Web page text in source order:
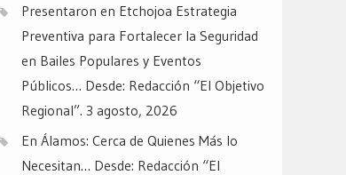
Presentaron en Etchojoa Estrategia
Preventiva para Fortalecer la Seguridad
en Bailes Populares y Eventos
Públicos… Desde: Redacción “El Objetivo
Regional”. 3 agosto, 2026
En Álamos: Cerca de Quienes Más lo
Necesitan… Desde: Redacción “El